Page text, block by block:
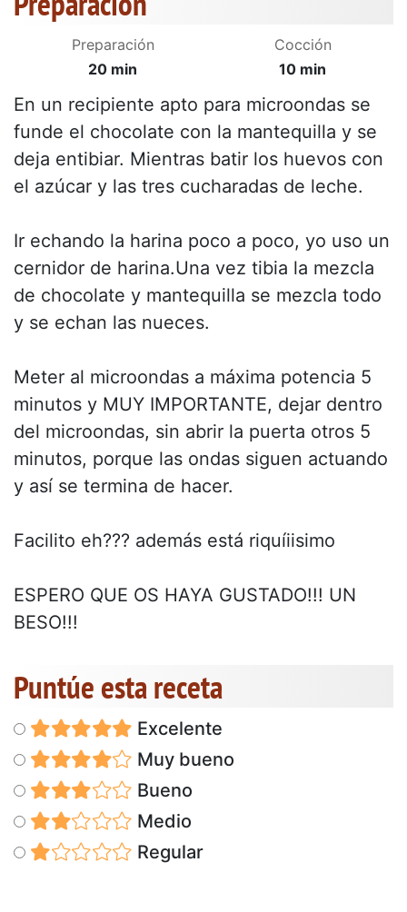
Preparación
20 min
Cocción
10 min
En un recipiente apto para microondas se
funde el chocolate con la mantequilla y se
deja entibiar. Mientras batir los huevos con
el azúcar y las tres cucharadas de leche.
Ir echando la harina poco a poco, yo uso un
cernidor de harina.Una vez tibia la mezcla
de chocolate y mantequilla se mezcla todo
y se echan las nueces.
Meter al microondas a máxima potencia 5
minutos y MUY IMPORTANTE, dejar dentro
del microondas, sin abrir la puerta otros 5
minutos, porque las ondas siguen actuando
y así se termina de hacer.
Facilito eh??? además está riquíiisimo
ESPERO QUE OS HAYA GUSTADO!!! UN
BESO!!!
Puntúe esta receta
Excelente
Muy bueno
Bueno
Medio
Regular